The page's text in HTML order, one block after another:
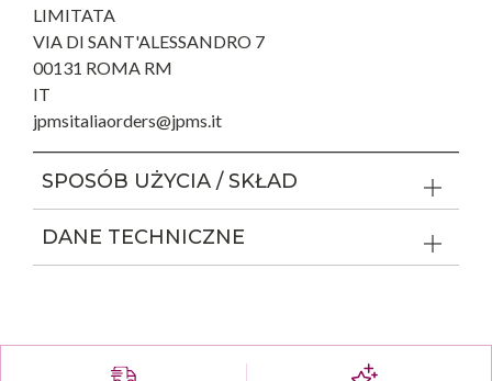
LIMITATA
VIA DI SANT'ALESSANDRO 7
00131 ROMA RM
IT
jpmsitaliaorders@jpms.it
SPOSÓB UŻYCIA / SKŁAD
DANE TECHNICZNE